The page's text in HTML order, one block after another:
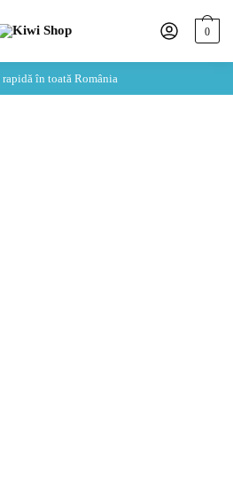
0
în toată România